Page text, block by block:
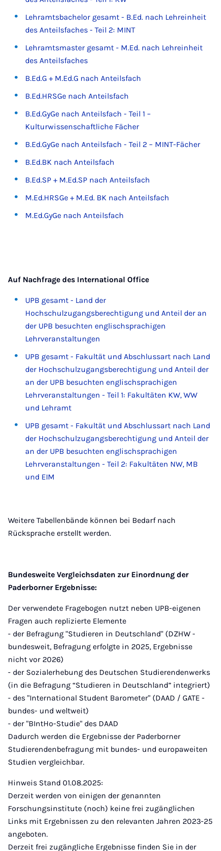
Lehramtsbachelor gesamt - B.Ed. nach Lehreinheit
des Anteilsfaches - Teil 2: MINT
Lehramtsmaster gesamt - M.Ed. nach Lehreinheit
des Anteilsfaches
B.Ed.G + M.Ed.G nach Anteilsfach
B.Ed.HRSGe nach Anteilsfach
B.Ed.GyGe nach Anteilsfach - Teil 1 –
Kulturwissenschaftliche Fächer
B.Ed.GyGe nach Anteilsfach - Teil 2 – MINT-Fächer
B.Ed.BK nach Anteilsfach
B.Ed.SP + M.Ed.SP nach Anteilsfach
M.Ed.HRSGe + M.Ed. BK nach Anteilsfach
M.Ed.GyGe nach Anteilsfach
Auf Nachfrage des International Office
UPB gesamt - Land der
Hochschulzugangsberechtigung und Anteil der an
der UPB besuchten englischsprachigen
Lehrveranstaltungen
UPB gesamt - Fakultät und Abschlussart nach Land
der Hochschulzugangsberechtigung und Anteil der
an der UPB besuchten englischsprachigen
Lehrveranstaltungen - Teil 1: Fakultäten KW, WW
und Lehramt
UPB gesamt - Fakultät und Abschlussart nach Land
der Hochschulzugangsberechtigung und Anteil der
an der UPB besuchten englischsprachigen
Lehrveranstaltungen - Teil 2: Fakultäten NW, MB
und EIM
Weitere Tabellenbände können bei Bedarf nach
Rücksprache erstellt werden.
Bundesweite Vergleichsdaten zur Einordnung der
Paderborner Ergebnisse:
Der verwendete Fragebogen nutzt neben UPB-eigenen
Fragen auch replizierte Elemente
- der Befragung "Studieren in Deutschland" (DZHW -
bundesweit, Befragung erfolgte in 2025, Ergebnisse
nicht vor 2026)
- der Sozialerhebung des Deutschen Studierendenwerks
(in die Befragung “Studieren in Deutschland” integriert)
- des "International Student Barometer" (DAAD / GATE -
bundes- und weltweit)
- der "BIntHo-Studie" des DAAD
Dadurch werden die Ergebnisse der Paderborner
Studierendenbefragung mit bundes- und europaweiten
Studien vergleichbar.
Hinweis Stand 01.08.2025:
Derzeit werden von einigen der genannten
Forschungsinstitute (noch) keine frei zugänglichen
Links mit Ergebnissen zu den relevanten Jahren 2023-25
angeboten.
Derzeit frei zugängliche Ergebnisse finden Sie in der